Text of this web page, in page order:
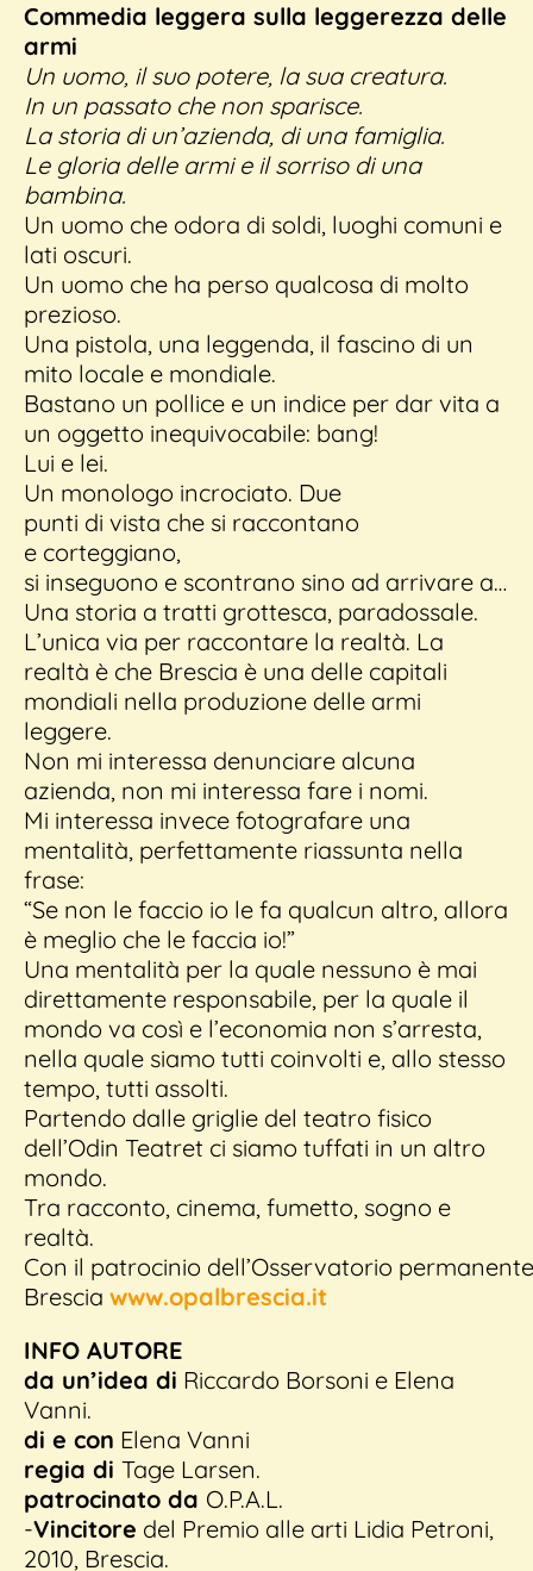
Commedia leggera sulla leggerezza delle
armi
Un uomo, il suo potere, la sua creatura.
In un passato che non sparisce.
La storia di un’azienda, di una famiglia.
Le gloria delle armi e il sorriso di una
bambina.
Un uomo che odora di soldi, luoghi comuni e
lati oscuri.
Un uomo che ha perso qualcosa di molto
prezioso.
Una pistola, una leggenda, il fascino di un
mito locale e mondiale.
Bastano un pollice e un indice per dar vita a
un oggetto inequivocabile: bang!
Lui e lei.
Un monologo incrociato. Due
punti di vista che si raccontano
e corteggiano,
si inseguono e scontrano sino ad arrivare a…
Una storia a tratti grottesca, paradossale.
L’unica via per raccontare la realtà. La
realtà è che Brescia è una delle capitali
mondiali nella produzione delle armi
leggere.
Non mi interessa denunciare alcuna
azienda, non mi interessa fare i nomi.
Mi interessa invece fotografare una
mentalità, perfettamente riassunta nella
frase:
“Se non le faccio io le fa qualcun altro, allora
è meglio che le faccia io!”
Una mentalità per la quale nessuno è mai
direttamente responsabile, per la quale il
mondo va così e l’economia non s’arresta,
nella quale siamo tutti coinvolti e, allo stesso
tempo, tutti assolti.
Partendo dalle griglie del teatro fisico
dell’Odin Teatret ci siamo tuffati in un altro
mondo.
Tra racconto, cinema, fumetto, sogno e
realtà.
Con il patrocinio dell’Osservatorio
Brescia www.opalbrescia.it
INFO AUTORE
da un’idea di Riccardo Borsoni e Elena
Vanni.
di e con Elena Vanni
regia di Tage Larsen.
patrocinato da O.P.A.L.
-Vincitore del Premio alle arti Lidia Petroni,
2010, Brescia.